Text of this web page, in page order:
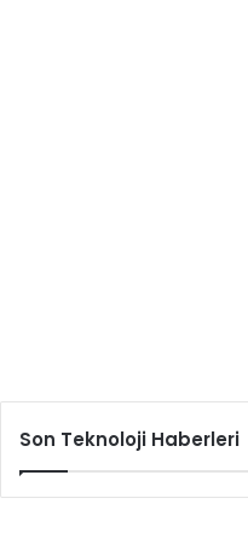
Son Teknoloji Haberleri